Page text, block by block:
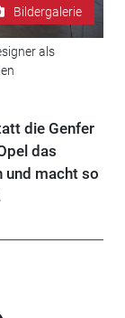
Bildergalerie
als
die Genfer
das
und macht so